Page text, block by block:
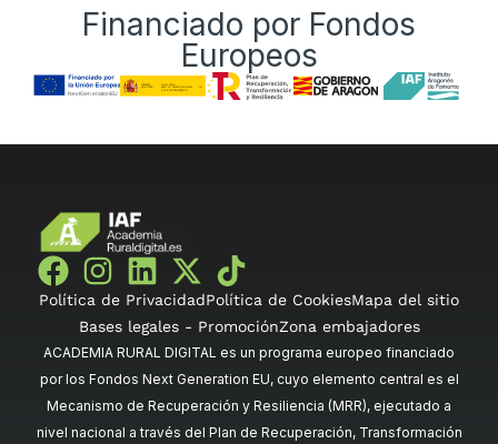
Financiado por Fondos
Europeos
Política de PrivacidadPolítica de CookiesMapa del sitio
Bases legales - PromociónZona embajadores
ACADEMIA RURAL DIGITAL es un programa europeo financiado
por los Fondos Next Generation EU, cuyo elemento central es el
Mecanismo de Recuperación y Resiliencia (MRR), ejecutado a
nivel nacional a través del Plan de Recuperación, Transformación